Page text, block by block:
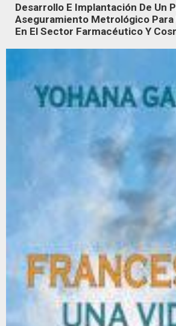
Desarrollo E Implantación De Un
Aseguramiento Metrológico Para
En El Sector Farmacéutico Y